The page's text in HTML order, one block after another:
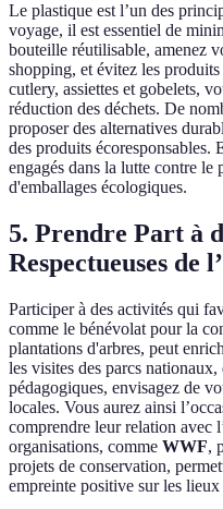
Le plastique est l’un des
voyage, il est essentiel de
bouteille réutilisable, amenez
shopping, et évitez les
cutlery, assiettes et gobelets,
réduction des déchets. De
proposer des alternatives
des produits écoresponsables.
engagés dans la lutte contre
d'emballages écologiques.
5. Prendre Part à
Respectueuses de
Participer à des activités qui
comme le bénévolat pour la
plantations d'arbres, peut
les visites des parcs
pédagogiques, envisagez de
locales. Vous aurez ainsi
comprendre leur relation avec
organisations, comme WWF,
projets de conservation,
empreinte positive sur les lieux